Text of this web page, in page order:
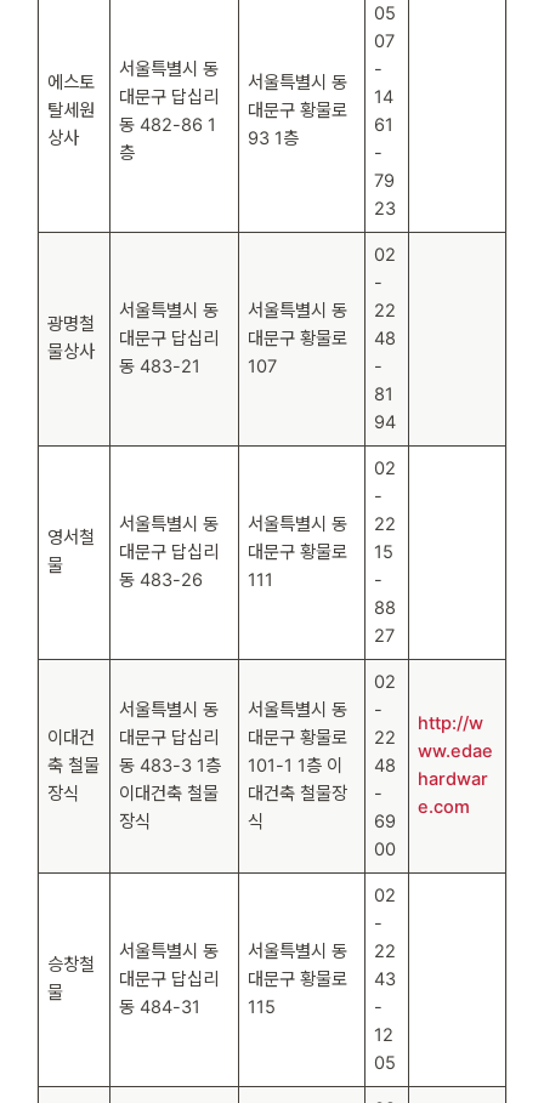
에스토
탈세원
상사
서울특별시 동
대문구 답십리
동 482-86 1
층
서울특별시 동
대문구 황물로
93 1층
05
07
-
14
61
-
79
23
광명철
물상사
서울특별시 동
대문구 답십리
동 483-21
서울특별시 동
대문구 황물로
107
02
-
22
48
-
81
94
영서철
물
서울특별시 동
대문구 답십리
동 483-26
서울특별시 동
대문구 황물로
111
02
-
22
15
-
88
27
이대건
축 철물
장식
서울특별시 동
대문구 답십리
동 483-3 1층
이대건축 철물
장식
서울특별시 동
대문구 황물로
101-1 1층 이
대건축 철물장
식
02
-
22
48
-
69
00
http://w
ww.edae
hardwar
e.com
승창철
물
서울특별시 동
대문구 답십리
동 484-31
서울특별시 동
대문구 황물로
115
02
-
22
43
-
12
05